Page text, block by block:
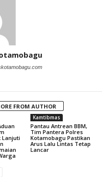
FROM AUTHOR
Lanjuti
Kamtibmas
Pantau Antrean BBM,
Tim Pantera Polres
Kotamobagu Pastikan
Arus Lalu Lintas Tetap
Lancar